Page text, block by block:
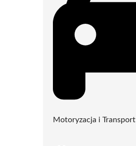
Motoryzacja i Transport